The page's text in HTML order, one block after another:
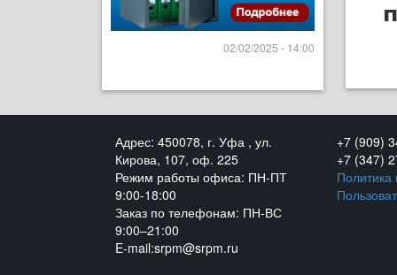
02/02/2025 - 14:00
Адрес: 450078, г. Уфа , ул.
Кирова, 107, оф. 225
Режим работы офиса: ПН-ПТ
9:00-18:00
Заказ по телефонам: ПН-ВС
9:00–21:00
E-mail:srpm@srpm.ru
+7 (909)
+7 (347)